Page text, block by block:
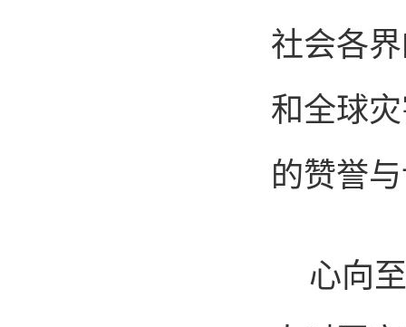
社会各
和全球
的赞誉
心向